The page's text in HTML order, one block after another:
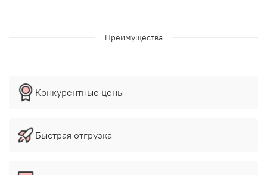
Преимущества
Конкурентные цены
Быстрая отгрузка